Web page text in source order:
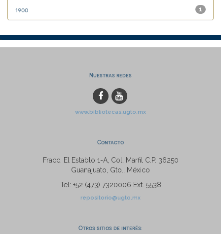
1
1900
Nuestras redes
www.bibliotecas.ugto.mx
Contacto
Fracc. El Establo 1-A, Col. Marfil C.P. 36250
Guanajuato, Gto., México
Tel: +52 (473) 7320006 Ext. 5538
repositorio@ugto.mx
Otros sitios de interés: